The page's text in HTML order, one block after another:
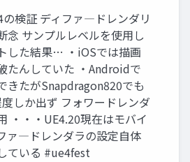
の検証 ディファ―ドレンダリ
念 サンプルレベルを使用し
した結果… ・iOSでは描画
たんしていた ・Androidで
きたがSnapdragon820でも
しか出ず フォワードレンダ
・・・UE4.20現在はモバイ
ァ―ドレンダラの設定自体
ている #ue4fest